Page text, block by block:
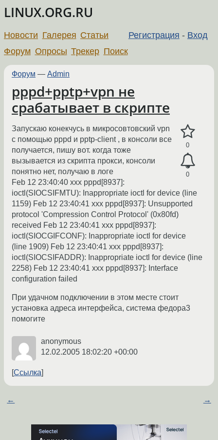
LINUX.ORG.RU
Регистрация - Вход
Новости Галерея Статьи
Форум Опросы Трекер Поиск
Форум — Admin
pppd+pptp+vpn не
срабатывает в скрипте
0
0
Запускаю конекчусь в микросовтовский vpn
с помощью pppd и pptp-client , в консоли все
получается, пишу вот. когда тоже
вызывается из скрипта прокси, консоли
понятно нет, получаю в логе
Feb 12 23:40:40 xxx pppd[8937]:
ioctl(SIOCSIFMTU): Inappropriate ioctl for device (line
1159) Feb 12 23:40:41 xxx pppd[8937]: Unsupported
protocol 'Compression Control Protocol' (0x80fd)
received Feb 12 23:40:41 xxx pppd[8937]:
ioctl(SIOCGIFCONF): Inappropriate ioctl for device
(line 1909) Feb 12 23:40:41 xxx pppd[8937]:
ioctl(SIOCSIFADDR): Inappropriate ioctl for device (line
2258) Feb 12 23:40:41 xxx pppd[8937]: Interface
configuration failed
При удачном подключении в этом месте стоит
установка адреса интерфейса, система федора3
помогите
anonymous
12.02.2005 18:02:20 +00:00
Ссылка
← →